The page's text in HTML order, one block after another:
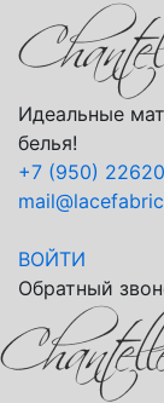
Идеальные
белья!
+7 (950)
ВОЙТИ
Обратный